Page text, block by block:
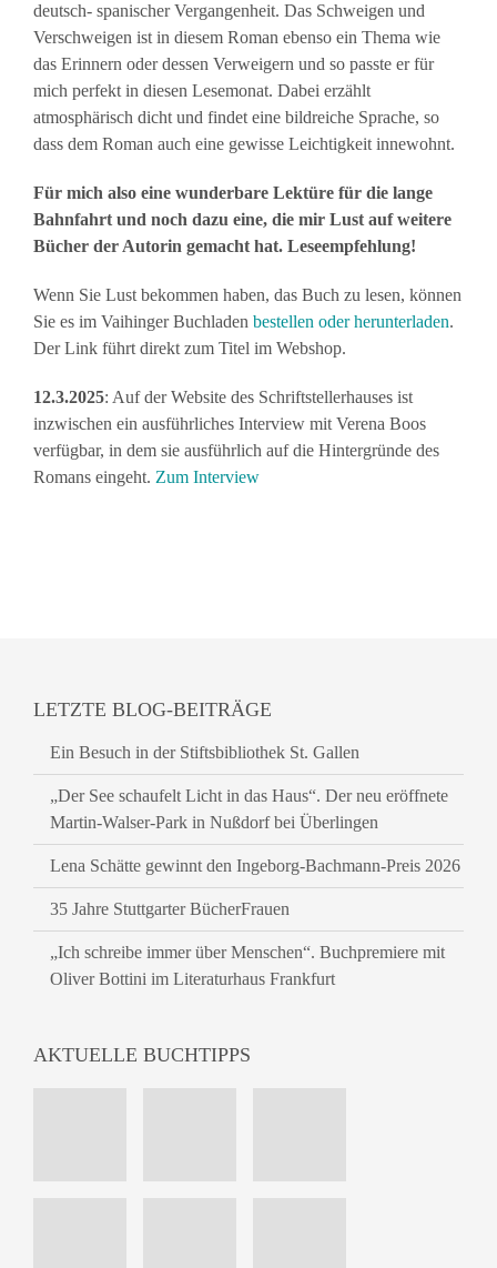
deutsch- spanischer Vergangenheit. Das Schweigen und
Verschweigen ist in diesem Roman ebenso ein Thema wie
das Erinnern oder dessen Verweigern und so passte er für
mich perfekt in diesen Lesemonat. Dabei erzählt
atmosphärisch dicht und findet eine bildreiche Sprache, so
dass dem Roman auch eine gewisse Leichtigkeit innewohnt.
Für mich also eine wunderbare Lektüre für die lange
Bahnfahrt und noch dazu eine, die mir Lust auf weitere
Bücher der Autorin gemacht hat. Leseempfehlung!
Wenn Sie Lust bekommen haben, das Buch zu lesen, können
Sie es im Vaihinger Buchladen bestellen oder herunterladen.
Der Link führt direkt zum Titel im Webshop.
12.3.2025: Auf der Website des Schriftstellerhauses ist
inzwischen ein ausführliches Interview mit Verena Boos
verfügbar, in dem sie ausführlich auf die Hintergründe des
Romans eingeht. Zum Interview
LETZTE BLOG-BEITRÄGE
Ein Besuch in der Stiftsbibliothek St. Gallen
„Der See schaufelt Licht in das Haus“. Der neu eröffnete
Martin-Walser-Park in Nußdorf bei Überlingen
Lena Schätte gewinnt den Ingeborg-Bachmann-Preis 2026
35 Jahre Stuttgarter BücherFrauen
„Ich schreibe immer über Menschen“. Buchpremiere mit
Oliver Bottini im Literaturhaus Frankfurt
AKTUELLE BUCHTIPPS